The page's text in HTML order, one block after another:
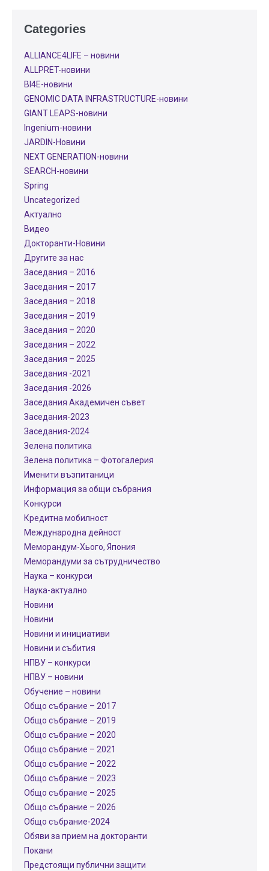
Categories
ALLIANCE4LIFE​ – новини
ALLPRET-новини
BI4E-новини
GENOMIC DATA INFRASTRUCTURE-новини
GIANT LEAPS-новини
Ingenium-новини
JARDIN-Новини
NEXT GENERATION-новини
SEARCH-новини
Spring
Uncategorized
Актуално
Видео
Докторанти-Новини
Другите за нас
Заседания – 2016
Заседания – 2017
Заседания – 2018
Заседания – 2019
Заседания – 2020
Заседания – 2022
Заседания – 2025
Заседания -2021
Заседания -2026
Заседания Академичен съвет
Заседания-2023
Заседания-2024
Зелена политика
Зелена политика – Фотогалерия
Именити възпитаници
Информация за общи събрания
Конкурси
Кредитна мобилност
Международнa дейност
Меморандум-Хього, Япония
Меморандуми за сътрудничество
Наука – конкурси
Наука-актуално
Новини
Новини
Новини и инициативи
Новини и събития
НПВУ – конкурси
НПВУ – новини
Обучение – новини
Общо събрание – 2017
Общо събрание – 2019
Общо събрание – 2020
Общо събрание – 2021
Общо събрание – 2022
Общо събрание – 2023
Общо събрание – 2025
Общо събрание – 2026
Общо събрание-2024
Обяви за прием на докторанти
Покани
Предстоящи публични защити